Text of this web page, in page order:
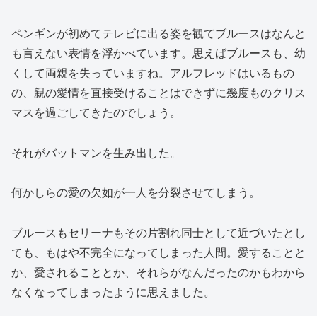
ペンギンが初めてテレビに出る姿を観てブルースはなんと
も言えない表情を浮かべています。思えばブルースも、幼
くして両親を失っていますね。アルフレッドはいるもの
の、親の愛情を直接受けることはできずに幾度ものクリス
マスを過ごしてきたのでしょう。
それがバットマンを生み出した。
何かしらの愛の欠如が一人を分裂させてしまう。
ブルースもセリーナもその片割れ同士として近づいたとし
ても、もはや不完全になってしまった人間。愛することと
か、愛されることとか、それらがなんだったのかもわから
なくなってしまったように思えました。